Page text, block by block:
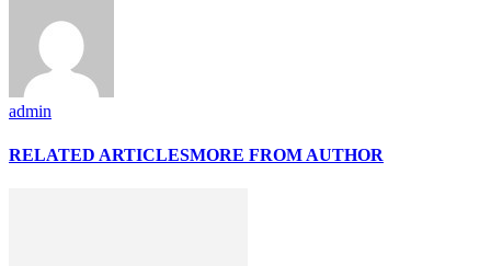
admin
RELATED ARTICLESMORE FROM AUTHOR